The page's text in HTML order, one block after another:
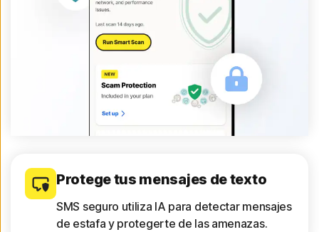
Protege tus mensajes de texto
SMS seguro utiliza IA para detectar mensajes
de estafa y protegerte de las amenazas.